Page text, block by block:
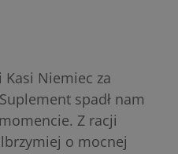
Kasi Niemiec za
spadł nam
Z racji
o mocnej